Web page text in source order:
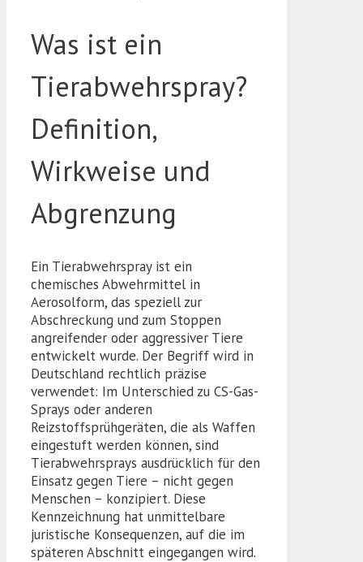
Was ist ein
Tierabwehrspray?
Definition,
Wirkweise und
Abgrenzung
Ein Tierabwehrspray ist ein
chemisches Abwehrmittel in
Aerosolform, das speziell zur
Abschreckung und zum Stoppen
angreifender oder aggressiver Tiere
entwickelt wurde. Der Begriff wird in
Deutschland rechtlich präzise
verwendet: Im Unterschied zu CS-Gas-
Sprays oder anderen
Reizstoffsprühgeräten, die als Waffen
eingestuft werden können, sind
Tierabwehrsprays ausdrücklich für den
Einsatz gegen Tiere – nicht gegen
Menschen – konzipiert. Diese
Kennzeichnung hat unmittelbare
juristische Konsequenzen, auf die im
späteren Abschnitt eingegangen wird.